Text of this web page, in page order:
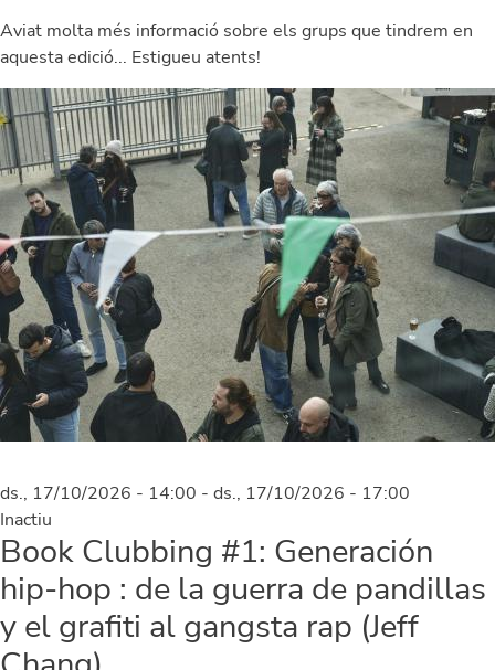
Aviat molta més informació sobre els grups que tindrem en
aquesta edició... Estigueu atents!
Image
ds., 17/10/2026 - 14:00 - ds., 17/10/2026 - 17:00
Inactiu
Book Clubbing #1: Generación
hip-hop : de la guerra de pandillas
y el grafiti al gangsta rap (Jeff